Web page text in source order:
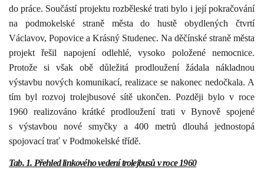
do práce. Součástí projektu rozběleské trati bylo i její pokračování
na podmokelské straně města do hustě obydlených čtvrtí
Václavov, Popovice a Krásný Studenec. Na děčínské straně města
projekt řešil napojení odlehlé, vysoko položené nemocnice.
Protože si však obě důležitá prodloužení žádala nákladnou
výstavbu nových komunikací, realizace se nakonec nedočkala. A
tím byl rozvoj trolejbusové sítě ukončen. Později bylo v roce
1960 realizováno krátké prodloužení trati v Bynově spojené
s výstavbou nové smyčky a 400 metrů dlouhá jednostopá
spojovací trať v Podmokelské třídě.
Tab. 1. Přehled linkového vedení trolejbusů v roce 1960